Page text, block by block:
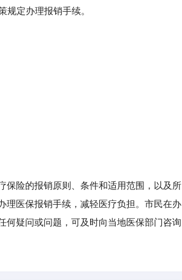
定办理报销手续。
险的报销原则、条件和适用范围，以及所
理医保报销手续，减轻医疗负担。市民在办
何疑问或问题，可及时向当地医保部门咨询